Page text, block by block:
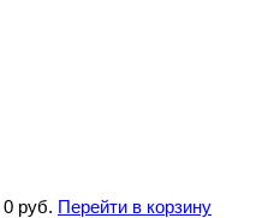
0 руб. Перейти в корзину